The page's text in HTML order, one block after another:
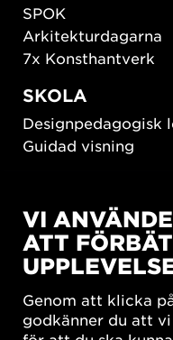
SPOK
Arkitekturdagarna
7x Konsthantverk
SKOLA
Designpedagogisk
Guidad visning
New European
SUSTAINORDIC
Share Future Living
What Matter_s
VI
ATT
Genom att klicka
godkänner du att